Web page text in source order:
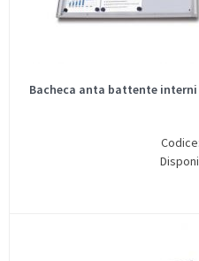
Bacheca anta battente interni